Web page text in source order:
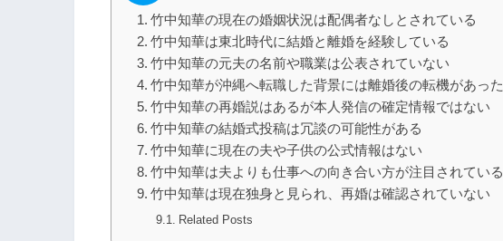
竹中知華の現在の婚姻状況は配偶者なしとされている
竹中知華は東北時代に結婚と離婚を経験している
竹中知華の元夫の名前や職業は公表されていない
竹中知華が沖縄へ転職した背景には離婚後の転機があった
竹中知華の再婚説はあるが本人発信の確定情報ではない
竹中知華の結婚式投稿は冗談の可能性がある
竹中知華に現在の夫や子供の公式情報はない
竹中知華は夫よりも仕事への向き合い方が注目されている
竹中知華は現在独身と見られ、再婚は確認されていない
Related Posts